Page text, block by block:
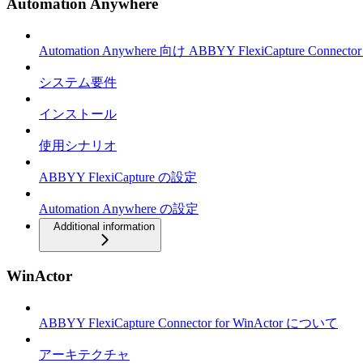
Automation Anywhere
Automation Anywhere 向け ABBYY FlexiCapture
システム要件
インストール
使用シナリオ
ABBYY FlexiCapture の設定
Automation Anywhere の設定
Additional information
WinActor
ABBYY FlexiCapture Connector for WinActor について
アーキテクチャ